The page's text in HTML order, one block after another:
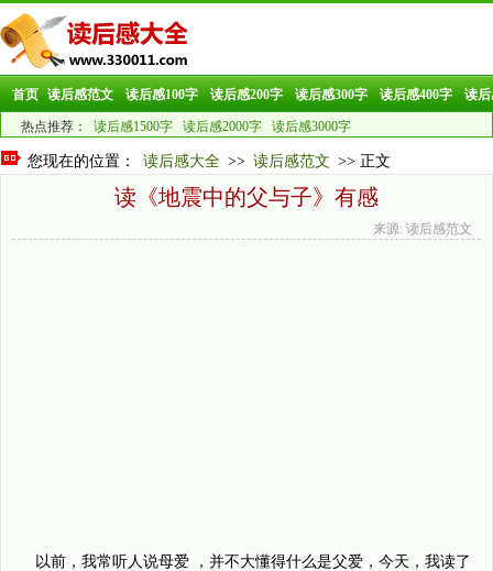
首页 读后感范文 读后感100字 读后感200字 读后感300字 读后感400字 读后
热点推荐： 读后感1500字 读后感2000字 读后感3000字
您现在的位置： 读后感大全 >> 读后感范文 >> 正文
读《地震中的父与子》有感
来源: 读后感范文
以前，我常听人说母爱 ，并不大懂得什么是父爱，今天，我读了